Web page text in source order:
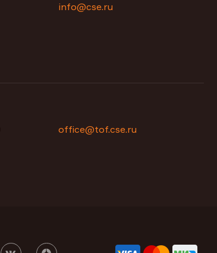
info@cse.ru
office@tof.cse.ru